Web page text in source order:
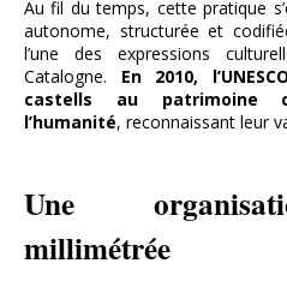
Au fil du temps, cette pratique
autonome, structurée et
l’une des expressions
Catalogne. En 2010,
castells au patrimoine
l’humanité, reconnaissant leur
Une
millimétrée